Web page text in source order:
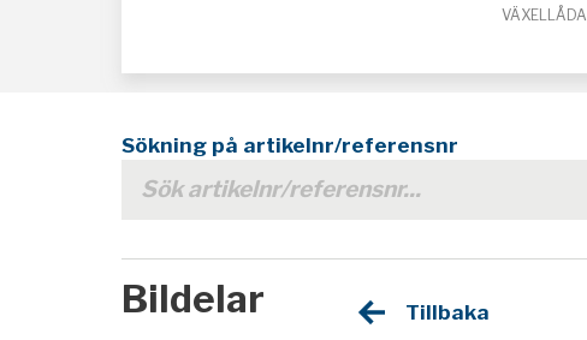
VÄXELLÅDA
Sökning på artikelnr/referensnr
Bildelar Tillbaka